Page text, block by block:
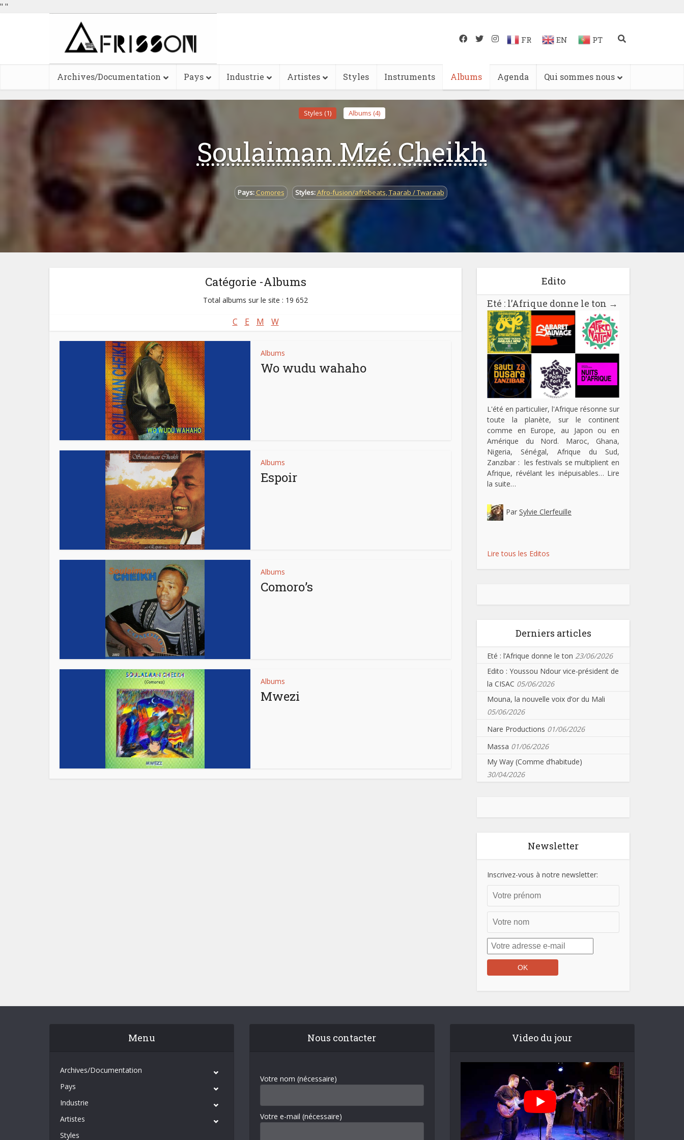
" "
FR EN PT
Archives/Documentation Pays Industrie Artistes Styles Instruments Albums Agenda Qui sommes nous
Styles (1) Albums (4)
Soulaiman Mzé Cheikh
Pays: Comores Styles:Afro-fusion/afrobeats,Taarab / Twaraab
Catégorie -Albums
Total albums sur le site : 19 652
C E M W
Albums
Wo wudu wahaho
Albums
Espoir
Albums
Comoro’s
Albums
Mwezi
Edito
Eté : l’Afrique donne le ton →
L'été en particulier, l'Afrique résonne sur
toute la planète, sur le continent
comme en Europe, au Japon ou en
Amérique du Nord. Maroc, Ghana,
Nigeria, Sénégal, Afrique du Sud,
Zanzibar : les festivals se multiplient en
Afrique, révélant les inépuisables… Lire
la suite…
Par Sylvie Clerfeuille
Lire tous les Editos
Derniers articles
Eté : l’Afrique donne le ton 23/06/2026
Edito : Youssou Ndour vice-président de
la CISAC 05/06/2026
Mouna, la nouvelle voix d’or du Mali
05/06/2026
Nare Productions 01/06/2026
Massa 01/06/2026
My Way (Comme d’habitude)
30/04/2026
Newsletter
Inscrivez-vous à notre newsletter:
Menu
Archives/Documentation
Pays
Industrie
Artistes
Styles
Nous contacter
Votre nom (nécessaire)
Votre e-mail (nécessaire)
Video du jour